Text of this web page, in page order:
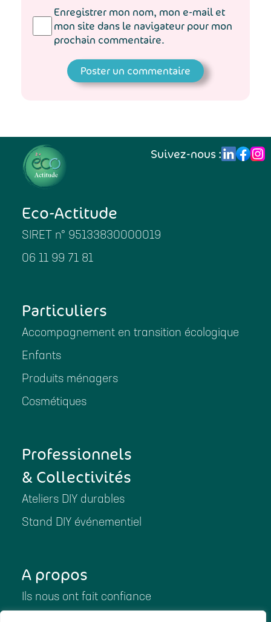
Enregistrer mon nom, mon e-mail et
mon site dans le navigateur pour mon
prochain commentaire.
Eco-Actitude
SIRET n° 95133830000019
06 11 99 71 81
Particuliers
Accompagnement en transition écologique
Enfants
Produits ménagers
Cosmétiques
Professionnels
& Collectivités
Ateliers DIY durables
Stand DIY événementiel
A propos
Ils nous ont fait confiance
Suivez-nous :